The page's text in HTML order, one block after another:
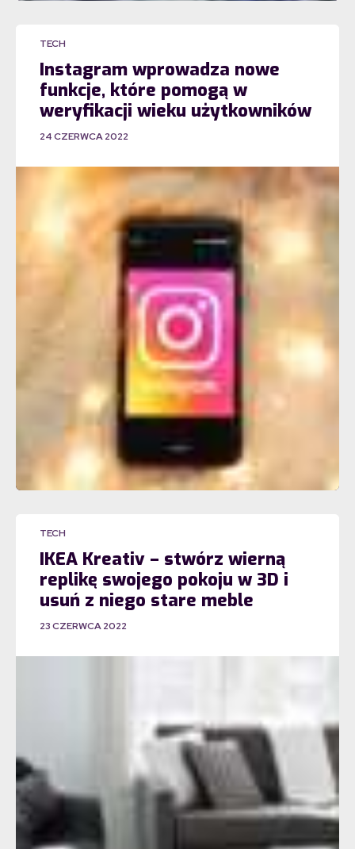
TECH
Instagram wprowadza nowe
funkcje, które pomogą w
weryfikacji wieku użytkowników
24 CZERWCA 2022
TECH
IKEA Kreativ – stwórz wierną
replikę swojego pokoju w 3D i
usuń z niego stare meble
23 CZERWCA 2022